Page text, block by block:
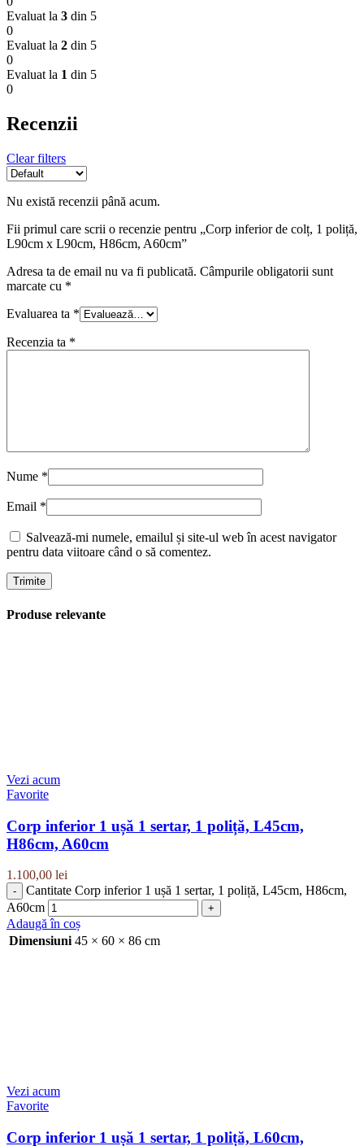
Evaluat la 3 din 5
0
Evaluat la 2 din 5
0
Evaluat la 1 din 5
0
Recenzii
Clear filters
Nu există recenzii până acum.
Fii primul care scrii o recenzie pentru „Corp inferior de colț, 1 poliță,
L90cm x L90cm, H86cm, A60cm”
Adresa ta de email nu va fi publicată. Câmpurile obligatorii sunt
marcate cu *
Evaluarea ta *
Recenzia ta *
Nume *
Email *
Salvează-mi numele, emailul și site-ul web în acest navigator
pentru data viitoare când o să comentez.
Produse relevante
Vezi acum
Favorite
Corp inferior 1 ușă 1 sertar, 1 poliță, L45cm,
H86cm, A60cm
1.100,00 lei
Cantitate Corp inferior 1 ușă 1 sertar, 1 poliță, L45cm, H86cm,
A60cm
Adaugă în coș
Dimensiuni 45 × 60 × 86 cm
Vezi acum
Favorite
Corp inferior 1 ușă 1 sertar, 1 poliță, L60cm,